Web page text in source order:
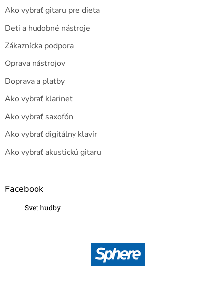
Ako vybrať gitaru pre dieťa
Deti a hudobné nástroje
Zákaznícka podpora
Oprava nástrojov
Doprava a platby
Ako vybrať klarinet
Ako vybrať saxofón
Ako vybrať digitálny klavír
Ako vybrať akustickú gitaru
Facebook
Svet hudby